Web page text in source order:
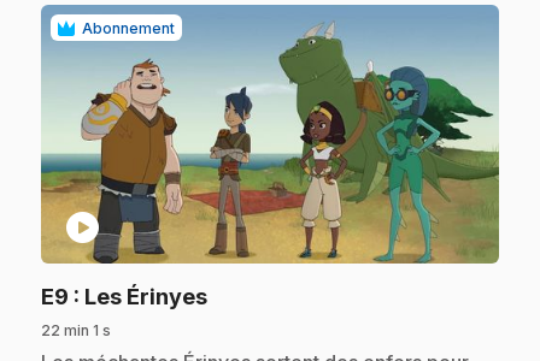
Abonnement
play_circle
E9 : Les Érinyes.
22 min 1 s